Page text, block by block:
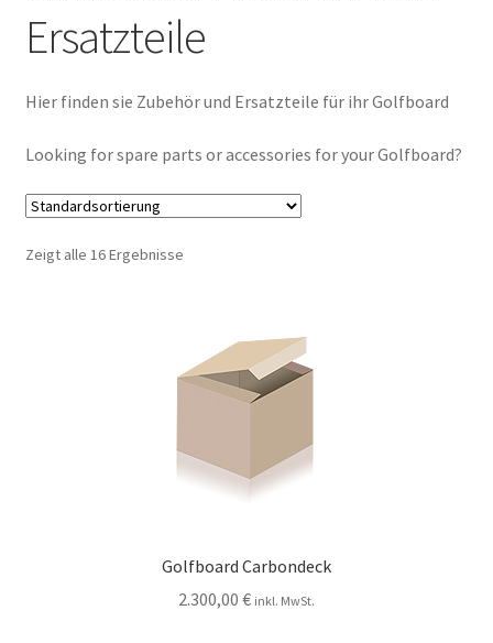
Ersatzteile
Hier finden sie Zubehör und Ersatzteile für ihr Golfboard
Looking for spare parts or accessories for your Golfboard?
Zeigt alle 16 Ergebnisse
Golfboard Carbondeck
2.300,00 € inkl. MwSt.